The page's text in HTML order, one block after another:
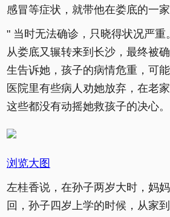
感冒等症状，就带他在娄底的一家
" 当时无法确诊，只晓得状况严重
从娄底又辗转来到长沙，最终被
生告诉她，孩子的病情危重，可
医院里有些病人劝她放弃，在老
这些都没有动摇她救孩子的决心。
浏览大图
左桂香说，在孙子两岁大时，妈
回，孙子四岁上学的时候，从家